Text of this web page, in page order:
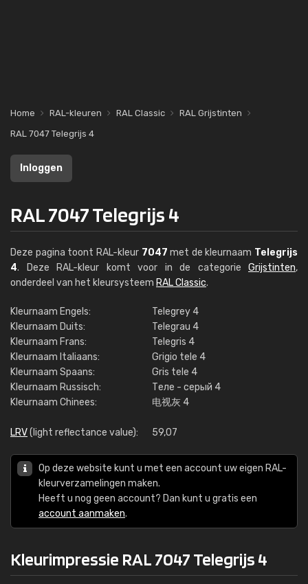
Home RAL-kleuren RAL Classic
RAL Grijstinten
RAL 7047 Telegrijs 4
Inloggen
RAL 7047 Telegrijs 4
Deze pagina toont RAL-kleur 7047 met de kleurnaam Telegrijs
4. Deze RAL-kleur komt voor in de categorie Grijstinten,
onderdeel van het kleursysteem RAL Classic.
Kleurnaam Engels:
Telegrey 4
Kleurnaam Duits:
Telegrau 4
Kleurnaam Frans:
Telegris 4
Kleurnaam Italiaans:
Grigio tele 4
Kleurnaam Spaans:
Gris tele 4
Kleurnaam Russisch:
Теле - серый 4
Kleurnaam Chinees:
电视灰 4
LRV(light reflectance value): 59,07
Op deze website kunt u met een account uw eigen RAL-
kleurverzamelingen maken.
Heeft u nog geen account? Dan kunt u gratis een
account aanmaken.
Kleurimpressie RAL 7047 Telegrijs 4